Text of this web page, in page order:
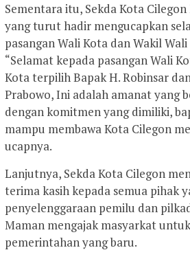
Sementara itu, Sekda Kota
yang turut hadir mengucapkan
pasangan Wali Kota dan Wakil
“Selamat kepada pasangan Wali
Kota terpilih Bapak H. Robinsar
Prabowo, Ini adalah amanat yang
dengan komitmen yang dimiliki,
mampu membawa Kota Cilegon
ucapnya.
Lanjutnya, Sekda Kota Cilegon
terima kasih kepada semua pihak
penyelenggaraan pemilu dan
Maman mengajak masyarkat
pemerintahan yang baru.